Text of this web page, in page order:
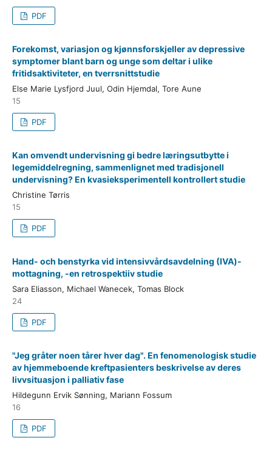
PDF
Forekomst, variasjon og kjønnsforskjeller av depressive
symptomer blant barn og unge som deltar i ulike
fritidsaktiviteter, en tverrsnittstudie
Else Marie Lysfjord Juul, Odin Hjemdal, Tore Aune
15
PDF
Kan omvendt undervisning gi bedre læringsutbytte i
legemiddelregning, sammenlignet med tradisjonell
undervisning? En kvasieksperimentell kontrollert studie
Christine Tørris
15
PDF
Hand- och benstyrka vid intensivvårdsavdelning (IVA)-
mottagning, -en retrospektiiv studie
Sara Eliasson, Michael Wanecek, Tomas Block
24
PDF
"Jeg gråter noen tårer hver dag". En fenomenologisk studie
av hjemmeboende kreftpasienters beskrivelse av deres
livvsituasjon i palliativ fase
Hildegunn Ervik Sønning, Mariann Fossum
16
PDF